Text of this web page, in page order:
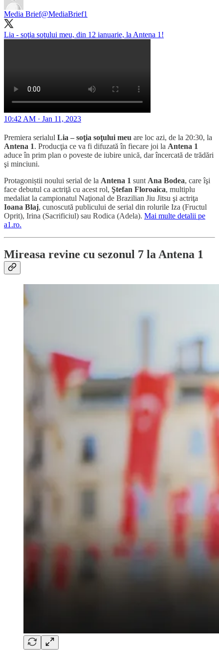
Media Brief@MediaBrief1
Lia - soţia soţului meu, din 12 ianuarie, la Antena 1!
10:42 AM · Jan 11, 2023
Premiera serialul Lia – soţia soţului meu are loc azi, de la 20:30, la
Antena 1. Producţia ce va fi difuzată în fiecare joi la Antena 1
aduce în prim plan o poveste de iubire unică, dar încercată de trădări
şi minciuni.
Protagoniștii noului serial de la Antena 1 sunt Ana Bodea, care îşi
face debutul ca actriţă cu acest rol, Ştefan Floroaica, multiplu
medaliat la campionatul Naţional de Brazilian Jiu Jitsu şi actriţa
Ioana Blaj, cunoscută publicului de serial din rolurile Iza (Fructul
Oprit), Irina (Sacrificiul) sau Rodica (Adela). Mai multe detalii pe
a1.ro.
Mireasa revine cu sezonul 7 la Antena 1